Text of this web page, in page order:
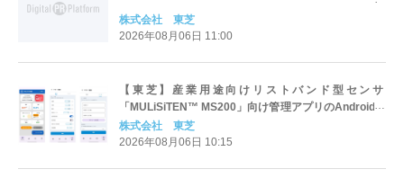
株式会社 東芝
2026年08月06日 11:00
【東芝】産業用途向けリストバンド型センサ
「MULiSiTEN™ MS200」向け管理アプリのAndroid版
を提供開始
株式会社 東芝
2026年08月06日 10:15